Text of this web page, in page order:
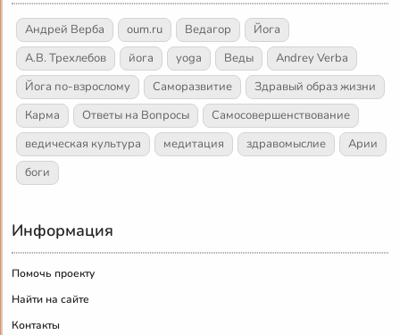
Андрей Верба oum.ru Ведагор
Йога
А.В. Трехлебов
йога yoga Веды
Andrey Verba
Йога по-взрослому
Саморазвитие
Здравый образ жизни
Карма
Ответы на Вопросы
Самосовершенствование
ведическая культура
медитация здравомыслие
Арии
боги
Информация
Помочь проекту
Найти на сайте
Контакты